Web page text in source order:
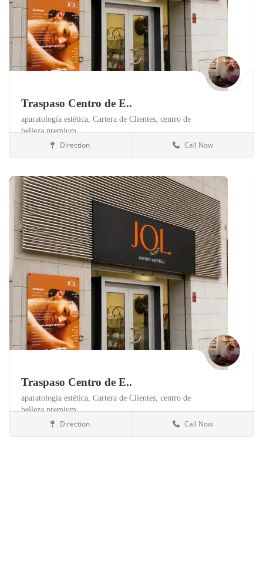
Traspaso Centro de E..
aparatología estética, Cartera de Clientes, centro de
belleza premium,
ClínicasDirection Call Now
Traspaso Centro de E..
aparatología estética, Cartera de Clientes, centro de
belleza premium,
ClínicasDirection Call Now